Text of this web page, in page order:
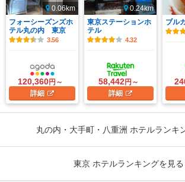
0.06km
フォーシーズンズホ
テル丸の内 東京
3.56
120,360円～
詳細
0.24km
東京ステーションホ
テル
4.32
58,442円～
詳細
ブル
丸の内・大手町・八重洲 ホテルランキ
東京 ホテルランキングを見る